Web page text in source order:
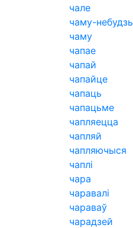
чале
чаму-небудзь
чаму
чапае
чапай
чапайце
чапаць
чапацьме
чапляецца
чапляй
чапляючыся
чаплі
чара
чаравалі
чараваў
чарадзей